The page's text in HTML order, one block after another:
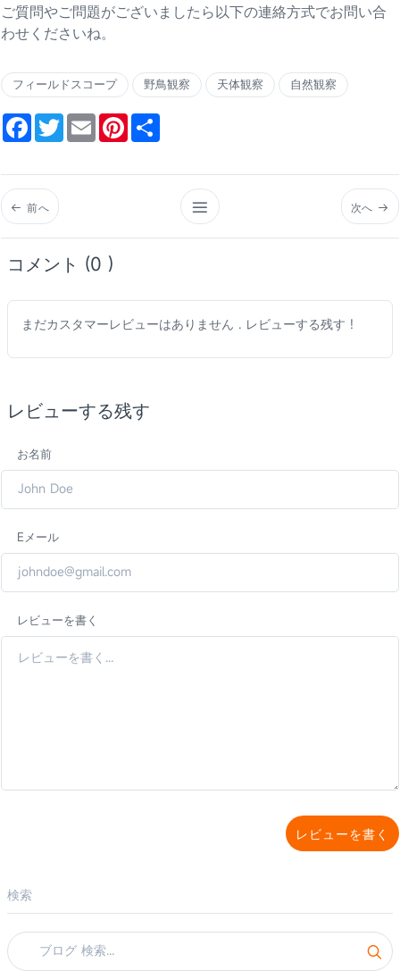
ご質問やご問題がございましたら以下の連絡方式でお問い合
わせくださいね。
フィールドスコープ 野鳥観察 天体観察 自然観察
FacebookTwitterEmail Pinterest
前へ 次へ
コメント (0 )
まだカスタマーレビューはありません . レビューする残す !
レビューする残す
お名前
Eメール
レビューを書く
レビューを書く
検索